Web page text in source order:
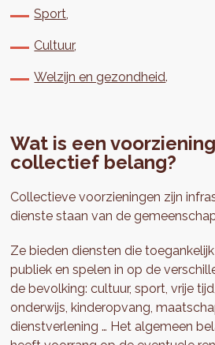
Sport,
Cultuur,
Welzijn en gezondheid.
Wat is een
collectief belang?
Collectieve voorzieningen zijn
dienste staan van de
Ze bieden diensten die
publiek en spelen in op de
de bevolking: cultuur, sport, vrije
onderwijs, kinderopvang,
dienstverlening … Het algemeen